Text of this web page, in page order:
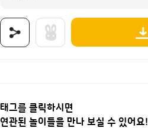
태그를 클릭하시면
연관된 놀이들을 만나 보실 수 있어요!